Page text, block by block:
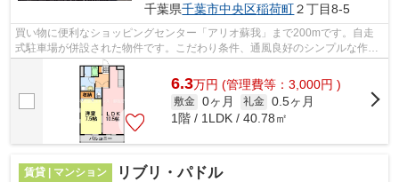
千葉県千葉市中央区稲荷町２丁目8-5
買い物に便利なショッピングセンター「アリオ蘇我」まで200mです。自走
式駐車場が併設された物件です。こだわり条件、通風良好のシンプルな作り
の物件です。気分が落ちた時には換気で...
6.3万円 (管理費等：3,000円 )
敷金 0ヶ月 礼金 0.5ヶ月
1階 / 1LDK / 40.78㎡
賃貸 | マンション リブリ・パドル